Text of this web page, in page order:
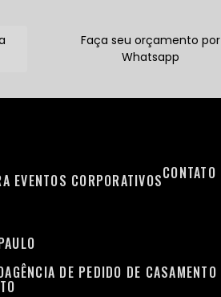
Faça seu orçamento por
Whatsapp
EVENTOS CORPORATIVOS CONTATO
AGÊNCIA DE PEDIDO DE CASAMENTO